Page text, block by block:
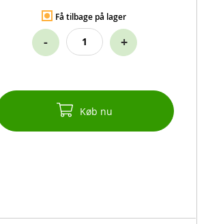
Få tilbage på lager
- +
Køb nu